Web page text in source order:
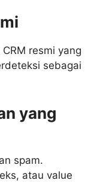
resmi yang
sebagai
yang
spam.
atau value